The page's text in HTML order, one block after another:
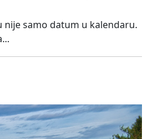
nije samo datum u kalendaru.